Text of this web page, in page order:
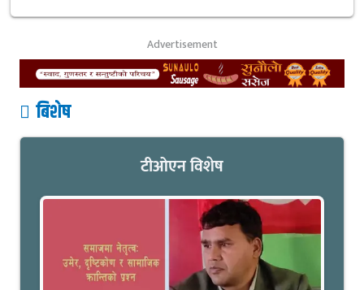
Advertisement
बिशेष
टीओएन विशेष